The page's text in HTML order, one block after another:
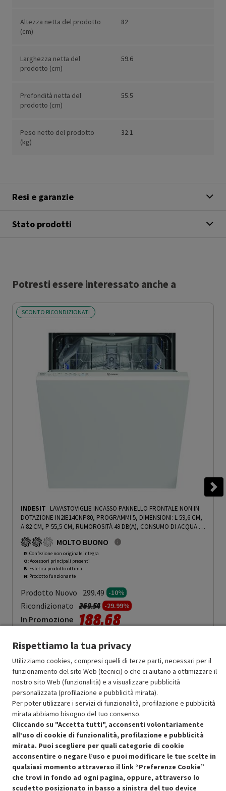
Altezza netta del prodotto
(cm)
82
Larghezza netta del
prodotto (cm)
59.6
Profondità netta del
prodotto (cm)
55.5
Peso netto del prodotto
(kg)
32.1
Resi e garanzie
Stato prodotti
Potresti essere interessato anche a
SCONTO RICONDIZIONATI
INDESIT LAVASTOVIGLIE INCASSO PANNELLO FRONTALE NON IN
DOTAZIONE IN2IE14CNP80, PROGRAMMI 5, DIMENSIONI: L 59,6 CM,
A 82 CM, P 55,5 CM, RUMOROSITÀ 49 DB(A), CONSUMO DI ACQUA 12
L, CLASSE E - PRMG GRADING ROBN - 10%
10%
MOLTO BUONO
R: Confezione non originale integra
O: Accessori principali presenti
B: Estetica prodotto ottima
N: Prodotto funzionante
Prodotto Nuovo 299.49 -10%
Ricondizionato Prezzo ridotto da
269.54a-29.99%
In Promozione 188.68
Aggiungi al carrello
SCONTO RICONDIZIONATI
Approfitta dello sconto del 30% sul prodotto ricondizionato.
Condizioni generali di vendita
Cookie Policy
Recedere dal contratto qui
Rispettiamo la tua privacy
Utilizziamo cookies, compresi quelli di terze parti, necessari per il
funzionamento del sito Web (tecnici) o che ci aiutano a ottimizzare il
nostro sito Web (funzionalità) e a visualizzare pubblicità
personalizzata (profilazione e pubblicità mirata).
Per poter utilizzare i servizi di funzionalità, profilazione e pubblicità
mirata abbiamo bisogno del tuo consenso.
Cliccando su "Accetta tutti", acconsenti volontariamente
all’uso di cookie di funzionalità, profilazione e pubblicità
mirata. Puoi scegliere per quali categorie di cookie
acconsentire o negare l’uso e puoi modificare le tue scelte in
qualsiasi momento attraverso il link “Preferenze Cookie”
che trovi in fondo ad ogni pagina, oppure, attraverso lo
scudetto posizionato in basso a sinistra del tuo device